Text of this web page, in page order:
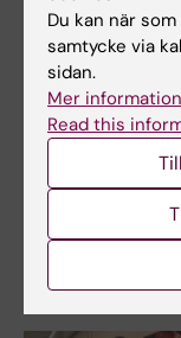
21 maj 2026
Fyra snabba
till
Brännemo
Ida Brännemo är
doktor vid
Du kan när
samtycke via
sidan.
Mer
Read this